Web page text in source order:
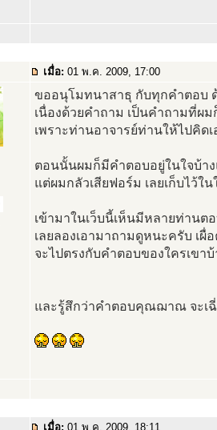
เมื่อ: 01 พ.ค. 2009, 17:00
ขออนุโมทนาสาธุ กับทุกคำตอบ
เนื่องด้วยคำถาม เป็นคำถามที่ผ
เพราะท่านอาจารย์ท่านให้ไปคิดเ
ตอนนั้นผมก็มีคำตอบอยู่ในใจบ้า
แต่ผมกลัวเสียฟอร์ม เลยเก็บไว้ใ
เข้ามาในเว็บนี้เห็นมีหลายท่านต
เลยลองเอามาถามดูหนะครับ เผื่
จะไปตรงกับคำตอบของใครเขาบ้
และรู้สึกว่าคำตอบคุณฌาณ จะเ
เมื่อ: 01 พ.ค. 2009, 18:11